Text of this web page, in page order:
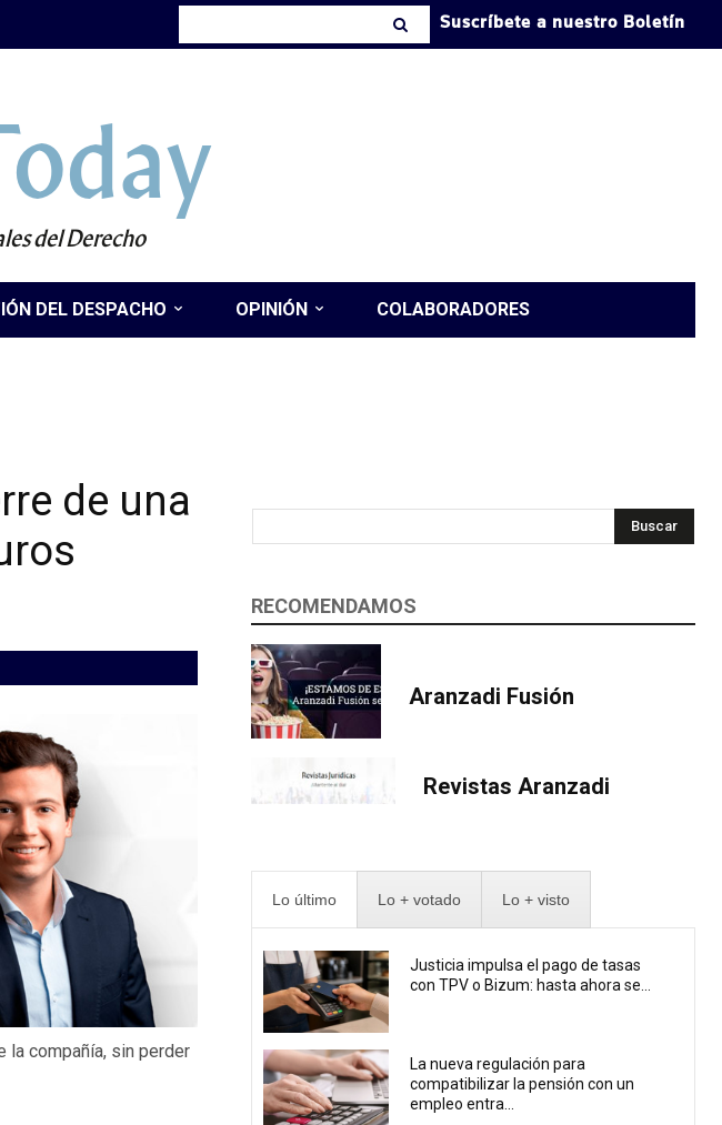
Suscríbete a nuestro Boletín
del Derecho
DEL DESPACHO OPINIÓN COLABORADORES
de una
la compañía, sin perder
Buscar
RECOMENDAMOS
Aranzadi Fusión
Revistas Aranzadi
Lo último Lo + votado Lo + visto
Justicia impulsa el pago de tasas
con TPV o Bizum: hasta ahora se...
La nueva regulación para
compatibilizar la pensión con un
empleo entra...